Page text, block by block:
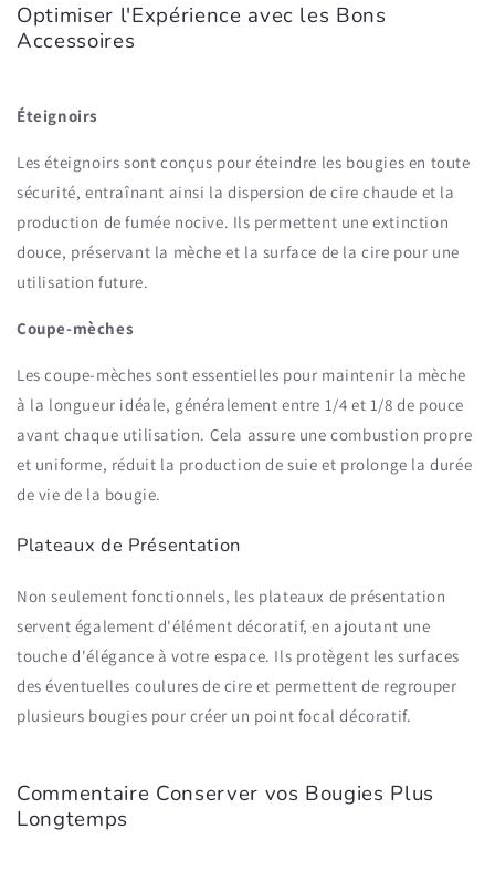
Optimiser l'Expérience avec les Bons
Accessoires
Éteignoirs
Les éteignoirs sont conçus pour éteindre les bougies en toute
sécurité, entraînant ainsi la dispersion de cire chaude et la
production de fumée nocive. Ils permettent une extinction
douce, préservant la mèche et la surface de la cire pour une
utilisation future.
Coupe-mèches
Les coupe-mèches sont essentielles pour maintenir la mèche
à la longueur idéale, généralement entre 1/4 et 1/8 de pouce
avant chaque utilisation. Cela assure une combustion propre
et uniforme, réduit la production de suie et prolonge la durée
de vie de la bougie.
Plateaux de Présentation
Non seulement fonctionnels, les plateaux de présentation
servent également d'élément décoratif, en ajoutant une
touche d'élégance à votre espace. Ils protègent les surfaces
des éventuelles coulures de cire et permettent de regrouper
plusieurs bougies pour créer un point focal décoratif.
Commentaire Conserver vos Bougies Plus
Longtemps